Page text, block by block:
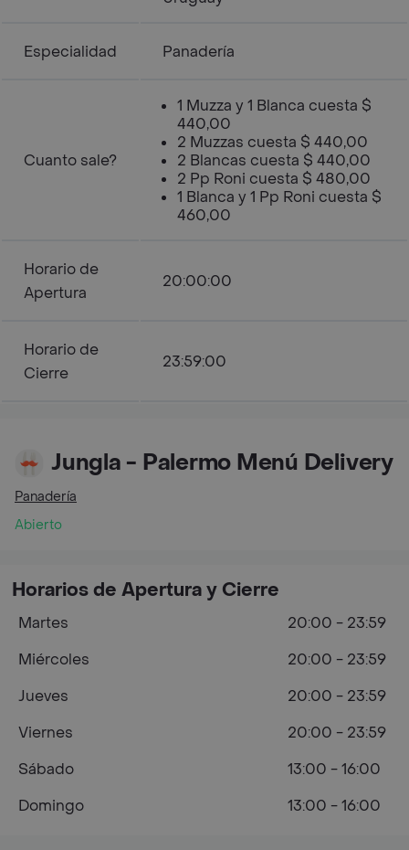
Especialidad Panadería
Cuanto sale?
1 Muzza y 1 Blanca cuesta $
440,00
2 Muzzas cuesta $ 440,00
2 Blancas cuesta $ 440,00
2 Pp Roni cuesta $ 480,00
1 Blanca y 1 Pp Roni cuesta $
460,00
Horario de
Apertura
20:00:00
Horario de
Cierre
23:59:00
Jungla - Palermo Menú Delivery
Panadería
Abierto
Horarios de Apertura y Cierre
Martes
20:00 - 23:59
Miércoles
20:00 - 23:59
Jueves
20:00 - 23:59
Viernes
20:00 - 23:59
Sábado
13:00 - 16:00
Domingo
13:00 - 16:00